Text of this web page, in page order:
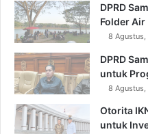
DPRD
Folder Air
8
DPRD
untuk
8
Otorita
untuk